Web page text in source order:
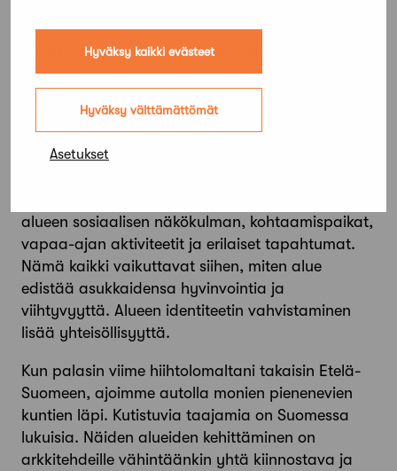
Hyväksy kaikki evästeet
Hyväksy välttämättömät
Asetukset
Kovat vetovoimatekijät käsittävät rakennetun
ympäristön. Haasteena väestöltään supistuvilla
alueilla on ylimitoitettu infrastruktuuri.
Aluekeskukset on aikoinaan suunniteltu paljon
sopeuttaa uuteen tilanteeseen.
alueen sosiaalisen näkökulman, kohtaamispaikat,
vapaa-ajan aktiviteetit ja erilaiset tapahtumat.
Nämä kaikki vaikuttavat siihen, miten alue
edistää asukkaidensa hyvinvointia ja
viihtyvyyttä. Alueen identiteetin vahvistaminen
lisää yhteisöllisyyttä.
Kun palasin viime hiihtolomaltani takaisin Etelä-
Suomeen, ajoimme autolla monien pienenevien
kuntien läpi. Kutistuvia taajamia on Suomessa
lukuisia. Näiden alueiden kehittäminen on
arkkitehdeille vähintäänkin yhtä kiinnostava ja